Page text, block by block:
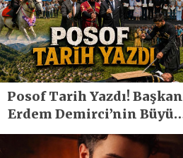
Posof Tarih Yazdı! Başkan
Erdem Demirci’nin Büyük
Emeğiyle Son Yılların En
Büyük Festivali Gerçekleşti